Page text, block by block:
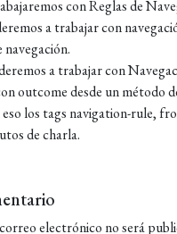
con Reglas de
a trabajar con
navegación.
a trabajar con
outcome desde un método
los tags navigation-rule,
de charla.
electrónico no será